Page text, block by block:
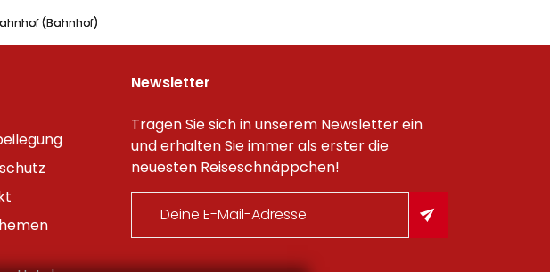
(Bahnhof)
Newsletter
Tragen Sie sich in unserem Newsletter ein
und erhalten Sie immer als erster die
neuesten Reiseschnäppchen!